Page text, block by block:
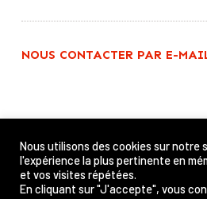
NOUS CONTACTER PAR E-
LA
Nous utilisons des cookies sur notre
l'expérience la plus pertinente en
et vos visites répétées.
En cliquant sur "J'accepte", vous